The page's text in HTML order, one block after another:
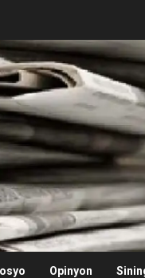
Opinyon